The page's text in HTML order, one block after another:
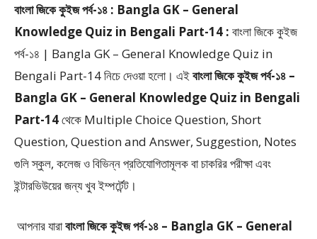
বাংলা জিকে কুইজ পর্ব-১৪ : Bangla GK – General
Knowledge Quiz in Bengali Part-14 : বাংলা জিকে কুইজ
পর্ব-১৪ | Bangla GK – General Knowledge Quiz in
Bengali Part-14নিচে দেওয়া হলো। এইবাংলা জিকে কুইজ পর্ব-১৪ –
Bangla GK – General Knowledge Quiz in Bengali
Part-14থেকে Multiple Choice Question, Short
Question, Question and Answer, Suggestion, Notes
গুলি স্কুল, কলেজ ও বিভিন্ন প্রতিযোগিতামূলক বা চাকরির পরীক্ষা এবং
ইন্টারভিউয়ের জন্য খুব ইম্পর্টেন্ট।
আপনার যারাবাংলা জিকে কুইজ পর্ব-১৪ – Bangla GK – General